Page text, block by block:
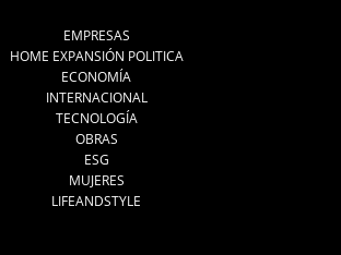
EMPRESAS
HOME EXPANSIÓN POLITICA
ECONOMÍA
INTERNACIONAL
TECNOLOGÍA
OBRAS
ESG
MUJERES
LIFEANDSTYLE